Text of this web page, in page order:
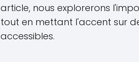
article, nous explorerons
tout en mettant l'accent sur
accessibles.